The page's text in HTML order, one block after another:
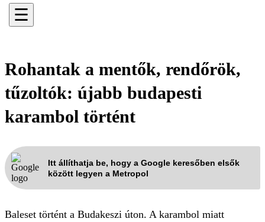
☰
Rohantak a mentők, rendőrök,
tűzoltók: újabb budapesti
karambol történt
Itt állíthatja be, hogy a Google keresőben elsők
között legyen a Metropol
Baleset történt a Budakeszi úton. A karambol miatt